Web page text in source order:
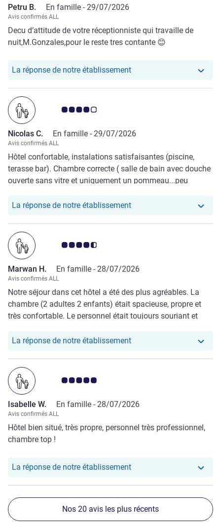
Petru B. En famille - 29/07/2026
Avis confirmés ALL
Decu d’attitude de votre réceptionniste qui travaille de
nuit,M.Gonzales,pour le reste tres contante 😊
La réponse de notre établissementNotre hôtel a repondu au
Note Avis clients 4.0/5
Nicolas C. En famille - 29/07/2026
Avis confirmés ALL
Hôtel confortable, instalations satisfaisantes (piscine,
terasse bar). Chambre correcte ( salle de bain avec douche
ouverte sans vitre et uniquement un pommeau...peu
La réponse de notre établissementNotre hôtel a repondu au
Note Avis clients 4.5/5
Marwan H. En famille - 28/07/2026
Avis confirmés ALL
Notre séjour dans cet hôtel a été des plus agréables. La
chambre (2 adultes 2 enfants) était spacieuse, propre et
très confortable. Le personnel était toujours souriant et
cadre apaisant, a été un vrai plus pour se détendre. Une
La réponse de notre établissementNotre hôtel a repondu au
Note Avis clients 5.0/5
Isabelle W. En famille - 28/07/2026
Avis confirmés ALL
Hôtel bien situé, très propre, personnel très professionnel,
chambre top !
La réponse de notre établissementNotre hôtel a repondu au
Nos 20 avis les plus récents